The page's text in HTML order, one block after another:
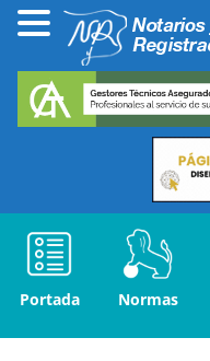
Portada Normas